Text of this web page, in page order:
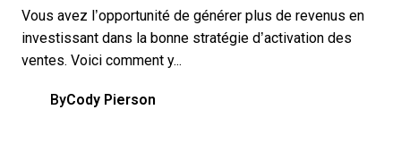
Vous avez l’opportunité de générer plus de revenus en
investissant dans la bonne stratégie d’activation des
ventes. Voici comment y...
ByCody Pierson